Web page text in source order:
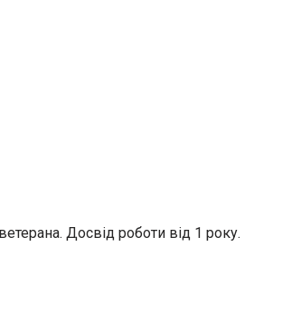
Досвід роботи від 1 року.